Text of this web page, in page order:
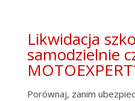
Likwidacja
samodzielnie
Porównaj, zanim